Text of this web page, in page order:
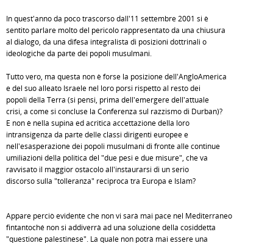
In quest'anno da poco trascorso dall'11 settembre 2001 si è
sentito parlare molto del pericolo rappresentato da una chiusura
al dialogo, da una difesa integralista di posizioni dottrinali o
ideologiche da parte dei popoli musulmani.
Tutto vero, ma questa non è forse la posizione dell'AngloAmerica
e del suo alleato Israele nel loro porsi rispetto al resto dei
popoli della Terra (si pensi, prima dell'emergere dell'attuale
crisi, a come si concluse la Conferenza sul razzismo di Durban)?
E non è nella supina ed acritica accettazione della loro
intransigenza da parte delle classi dirigenti europee e
nell'esasperazione dei popoli musulmani di fronte alle continue
umiliazioni della politica del "due pesi e due misure", che va
ravvisato il maggior ostacolo all'instaurarsi di un serio
discorso sulla "tolleranza" reciproca tra Europa e Islam?
Appare perciò evidente che non vi sarà mai pace nel Mediterraneo
fintantoché non si addiverrà ad una soluzione della cosiddetta
"questione palestinese". La quale non potrà mai essere una